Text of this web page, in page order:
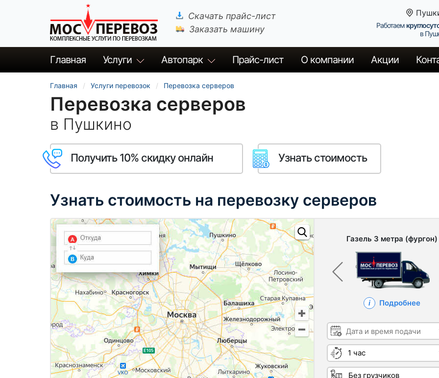
Скачать прайс-лист
Заказать машину
Работаем
в
Главная Услуги Автопарк Прайс-лист О компании Акции
Главная Услуги перевозок Перевозка серверов
Перевозка серверов
в Пушкино
Получить 10% скидку онлайн Узнать стоимость
Узнать стоимость на перевозку серверов
Газель 3 метра (фургон)
Подробнее
Дата и время подачи
Длительность
Грузчики